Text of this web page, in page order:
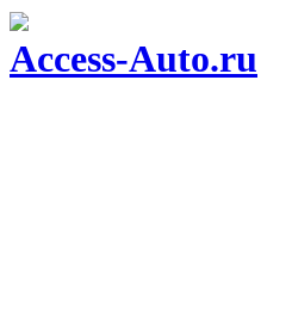
Access-Auto.ru